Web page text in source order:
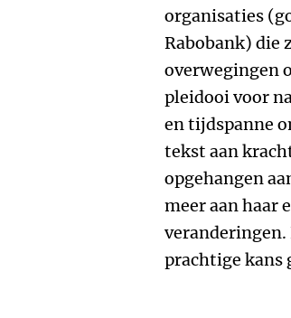
organisaties
Rabobank) die
overwegingen
pleidooi voor
en tijdspanne
tekst aan
opgehangen
meer aan haar
veranderingen.
prachtige kans